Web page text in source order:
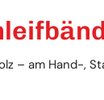
– am Hand-,